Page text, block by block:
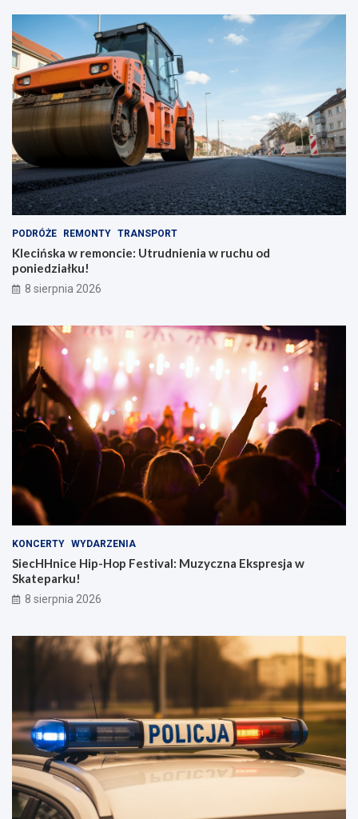
PODRÓŻE REMONTY TRANSPORT
Klecińska w remoncie: Utrudnienia w ruchu od
poniedziałku!
8 sierpnia 2026
KONCERTY WYDARZENIA
SiecHHnice Hip-Hop Festival: Muzyczna Ekspresja w
Skateparku!
8 sierpnia 2026